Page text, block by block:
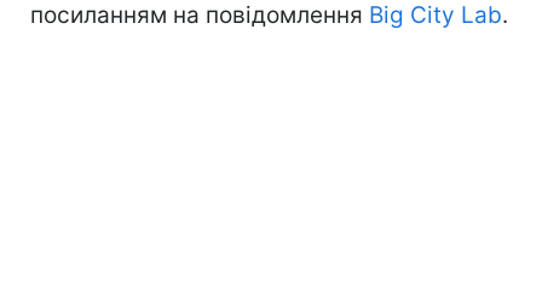
посиланням на повідомлення Big City Lab.